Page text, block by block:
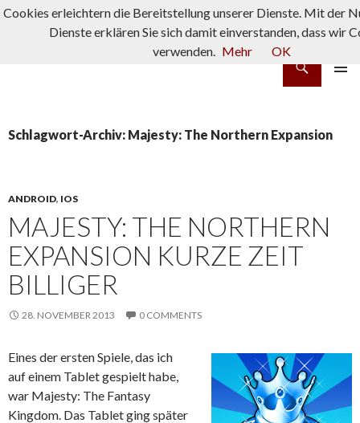
Schlagwort-Archiv: Majesty: The Northern Expansion
ANDROID, IOS
MAJESTY: THE NORTHERN
EXPANSION KURZE ZEIT
BILLIGER
28. NOVEMBER 2013 0 COMMENTS
Eines der ersten Spiele, das ich
auf einem Tablet gespielt habe,
war Majesty: The Fantasy
Kingdom. Das Tablet ging später
Cookies erleichtern die Bereitstellung unserer Dienste. Mit der
Dienste erklären Sie sich damit einverstanden, dass wir
verwenden. Mehr OK